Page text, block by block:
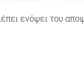
ενόψει του